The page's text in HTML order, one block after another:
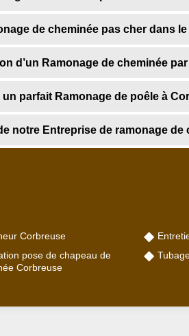
de cheminée pas cher dans le
d’un Ramonage de cheminée
un parfait Ramonage de poêle à
notre Entreprise de ramonage de
Corbreuse
pose de chapeau de
Corbreuse